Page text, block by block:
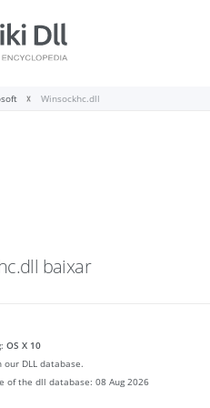
Winsockhc.dll
baixar
OS X 10
our DLL database.
of the dll database: 08 Aug 2026